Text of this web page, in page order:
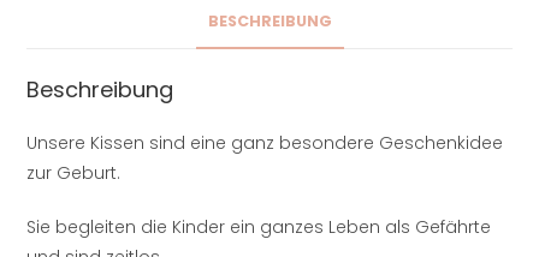
BESCHREIBUNG
Beschreibung
Unsere Kissen sind eine ganz besondere Geschenkidee
zur Geburt.
Sie begleiten die Kinder ein ganzes Leben als Gefährte